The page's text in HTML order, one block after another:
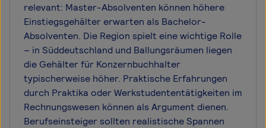
relevant: Master-Absolventen können höhere
Einstiegsgehälter erwarten als Bachelor-
Absolventen. Die Region spielt eine wichtige Rolle
– in Süddeutschland und Ballungsräumen liegen
die Gehälter für Konzernbuchhalter
typischerweise höher. Praktische Erfahrungen
durch Praktika oder Werkstudententätigkeiten im
Rechnungswesen können als Argument dienen.
Berufseinsteiger sollten realistische Spannen